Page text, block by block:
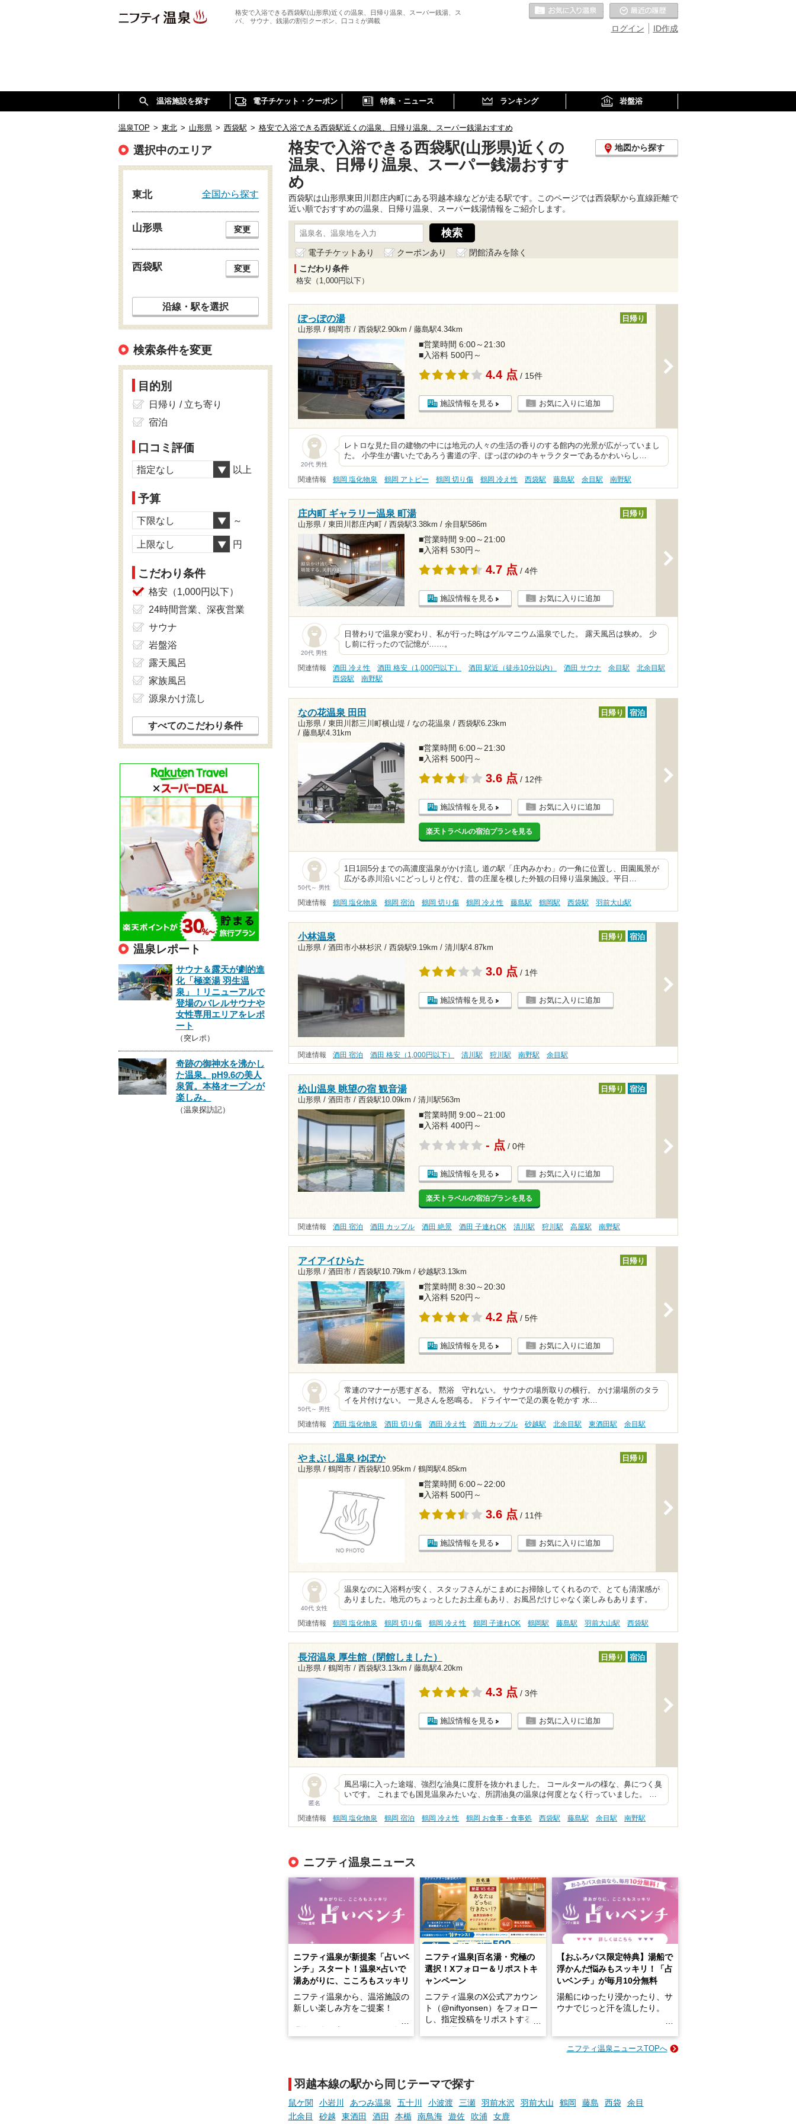
格安で入浴できる西袋駅(山形県)近くの温泉、日帰り温泉、スーパー銭湯、ス
パ、 サウナ、銭湯の割引クーポン、口コミが満載
ID作成
ログイン
お気に入りの温泉
温浴施設を探す 電子チケット・クーポン 特集・ニュース ランキング 岩盤浴
温泉TOP > 東北 > 山形県 > 西袋駅 > 格安で入浴できる西袋駅近くの温泉、日帰り温泉、スーパー銭湯おすすめ
格安で入浴できる西袋駅(山形県)近くの
温泉、日帰り温泉、スーパー銭湯おすす
め
地図から探す
西袋駅は山形県東田川郡庄内町にある羽越本線などが走る駅です。このページでは西袋駅から直線距離で
近い順でおすすめの温泉、日帰り温泉、スーパー銭湯情報をご紹介します。
電子チケットあり クーポンあり
閉館済みを除く
こだわり条件
格安（1,000円以下）
ぽっぽの湯
山形県 / 鶴岡市 / 西袋駅2.90km / 藤島駅4.34km
日帰り
■営業時間 6:00～21:30
■入浴料 500円～
4.4 点 / 15件
施設情報を見る お気に入りに追加
20代 男性
レトロな見た目の建物の中には地元の人々の生活の香りのする館内の光景が広がっていまし
た。 小学生が書いたであろう書道の字、ぽっぽのゆのキャラクターであるかわいらし…
関連情報 鶴岡 塩化物泉 鶴岡 アトピー 鶴岡 切り傷 鶴岡 冷え性 西袋駅 藤島駅 余目駅 南野駅
庄内町 ギャラリー温泉 町湯
山形県 / 東田川郡庄内町 / 西袋駅3.38km / 余目駅586m
日帰り
■営業時間 9:00～21:00
■入浴料 530円～
4.7 点 / 4件
施設情報を見る お気に入りに追加
20代 男性
日替わりで温泉が変わり、私が行った時はゲルマニウム温泉でした。 露天風呂は狭め。 少
し前に行ったので記憶が……。
関連情報 酒田 冷え性 酒田 格安（1,000円以下） 酒田 駅近（徒歩10分以内） 酒田 サウナ 余目駅
北余目駅
西袋駅
南野駅
なの花温泉 田田
山形県 / 東田川郡三川町横山堤 / なの花温泉 / 西袋駅6.23km
/ 藤島駅4.31km
日帰り 宿泊
■営業時間 6:00～21:30
■入浴料 500円～
3.6 点 / 12件
施設情報を見る お気に入りに追加
楽天トラベルの宿泊プランを見る
50代～ 男性
1日1回5分までの高濃度温泉がかけ流し 道の駅「庄内みかわ」の一角に位置し、田園風景が
広がる赤川沿いにどっしりと佇む、昔の庄屋を模した外観の日帰り温泉施設。平日…
関連情報 鶴岡 塩化物泉 鶴岡 宿泊 鶴岡 切り傷 鶴岡 冷え性 藤島駅 鶴岡駅 西袋駅 羽前大山駅
小林温泉
山形県 / 酒田市小林杉沢 / 西袋駅9.19km / 清川駅4.87km
日帰り 宿泊
3.0 点 / 1件
施設情報を見る お気に入りに追加
関連情報 酒田 宿泊 酒田 格安（1,000円以下） 清川駅 狩川駅 南野駅 余目駅
松山温泉 眺望の宿 観音湯
山形県 / 酒田市 / 西袋駅10.09km / 清川駅563m
日帰り 宿泊
■営業時間 9:00～21:00
■入浴料 400円～
- 点 / 0件
施設情報を見る お気に入りに追加
楽天トラベルの宿泊プランを見る
関連情報 酒田 宿泊 酒田 カップル 酒田 絶景 酒田 子連れOK 清川駅 狩川駅 高屋駅 南野駅
アイアイひらた
山形県 / 酒田市 / 西袋駅10.79km / 砂越駅3.13km
日帰り
■営業時間 8:30～20:30
■入浴料 520円～
4.2 点 / 5件
施設情報を見る お気に入りに追加
50代～ 男性
常連のマナーが悪すぎる。 黙浴 守れない。 サウナの場所取りの横行。 かけ湯場所のタラ
イを片付けない。 一見さんを怒鳴る。 ドライヤーで足の裏を乾かす 水…
関連情報 酒田 塩化物泉 酒田 切り傷 酒田 冷え性 酒田 カップル 砂越駅 北余目駅 東酒田駅 余目駅
やまぶし温泉 ゆぽか
山形県 / 鶴岡市 / 西袋駅10.95km / 鶴岡駅4.85km
日帰り
■営業時間 6:00～22:00
■入浴料 500円～
3.6 点 / 11件
施設情報を見る お気に入りに追加
40代 女性
温泉なのに入浴料が安く、スタッフさんがこまめにお掃除してくれるので、とても清潔感が
ありました。地元のちょっとしたお土産もあり、お風呂だけじゃなく楽しみもあります。
関連情報 鶴岡 塩化物泉 鶴岡 切り傷 鶴岡 冷え性 鶴岡 子連れOK 鶴岡駅 藤島駅 羽前大山駅 西袋駅
長沼温泉 厚生館（閉館しました）
山形県 / 鶴岡市 / 西袋駅3.13km / 藤島駅4.20km
日帰り 宿泊
4.3 点 / 3件
施設情報を見る お気に入りに追加
匿名
風呂場に入った途端、強烈な油臭に度肝を抜かれました。 コールタールの様な、鼻につく臭
いです。 これまでも国見温泉みたいな、所謂油臭の温泉は何度となく行っていました。 …
関連情報 鶴岡 塩化物泉 鶴岡 宿泊 鶴岡 冷え性 鶴岡 お食事・食事処 西袋駅 藤島駅 余目駅 南野駅
ニフティ温泉ニュース
ニフティ温泉が新提案「占いベ
ンチ」スタート！温泉×占いで
湯あがりに、こころもスッキリ
ニフティ温泉から、温浴施設の
新しい楽しみ方をご提案！
手相やタロットなど気軽に楽し
める占いで、“ととのう”おふろ
時間を、もっと特別に。
ニフティ温泉|百名湯・究極の
選択！Xフォロー＆リポストキ
ャンペーン
ニフティ温泉のX公式アカウン
ト（@niftyonsen）をフォロー
し、指定投稿をリポストする
【おふろパス限定特典】湯船で
浮かんだ悩みもスッキリ！「占
いベンチ」が毎月10分無料
湯船にゆったり浸かったり、サ
ウナでじっと汗を流したり。
そんな「一人でぼんやり過ごす
でくることはありませんか？
ニフティ温泉ニュースTOPへ
羽越本線の駅から同じテーマで探す
鼠ケ関 小岩川 あつみ温泉 五十川 小波渡 三瀬 羽前水沢 羽前大山 鶴岡 藤島 西袋
余目
北余目
砂越 東酒田 酒田 本楯 南鳥海 遊佐 吹浦 女鹿
選択中のエリア
東北 全国から探す
山形県 変更
西袋駅 変更
沿線・駅を選択
検索条件を変更
目的別
日帰り / 立ち寄り
宿泊
口コミ評価
指定なし 以上
予算
下限なし ～
上限なし 円
こだわり条件
格安（1,000円以下）
24時間営業、深夜営業
サウナ
岩盤浴
露天風呂
家族風呂
源泉かけ流し
すべてのこだわり条件
温泉レポート
サウナ＆露天が劇的進
化「極楽湯 羽生温
泉」！リニューアルで
登場のバレルサウナや
女性専用エリアをレポ
ート
（突レポ）
奇跡の御神水を沸かし
た温泉。pH9.6の美人
泉質。本格オープンが
楽しみ。
（温泉探訪記）